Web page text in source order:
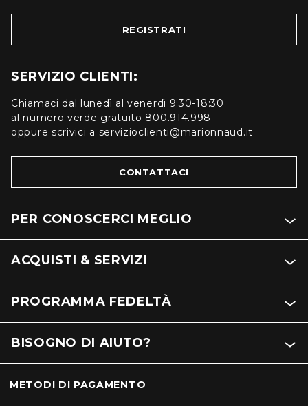
REGISTRATI
SERVIZIO CLIENTI:
Chiamaci dal lunedì al venerdì 9:30-18:30
al numero verde gratuito 800.914.998
oppure scrivici a servizioclienti@marionnaud.it
CONTATTACI
PER CONOSCERCI MEGLIO
ACQUISTI & SERVIZI
PROGRAMMA FEDELTÀ
BISOGNO DI AIUTO?
METODI DI PAGAMENTO